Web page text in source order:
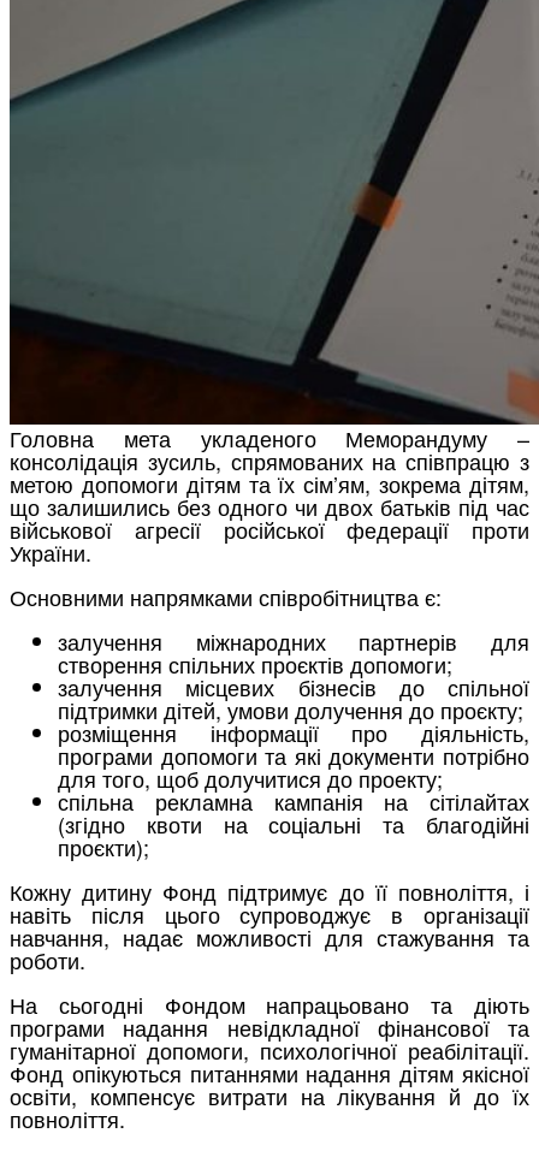
Головна мета укладеного Меморандуму –
консолідація зусиль, спрямованих на співпрацю з
метою допомоги дітям та їх сім’ям, зокрема дітям,
що залишились без одного чи двох батьків під час
військової агресії російської федерації проти
України.
Основними напрямками співробітництва є:
залучення міжнародних партнерів для
створення спільних проєктів допомоги;
залучення місцевих бізнесів до спільної
підтримки дітей, умови долучення до проєкту;
розміщення інформації про діяльність,
програми допомоги та які документи потрібно
для того, щоб долучитися до проекту;
спільна рекламна кампанія на сітілайтах
(згідно квоти на соціальні та благодійні
проєкти);
Кожну дитину Фонд підтримує до її повноліття, і
навіть після цього супроводжує в організації
навчання, надає можливості для стажування та
роботи.
На сьогодні Фондом напрацьовано та діють
програми надання невідкладної фінансової та
гуманітарної допомоги, психологічної реабілітації.
Фонд опікуються питаннями надання дітям якісної
освіти, компенсує витрати на лікування й до їх
повноліття.